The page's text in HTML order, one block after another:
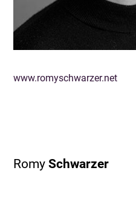
www.romyschwarzer.net
Romy Schwarzer